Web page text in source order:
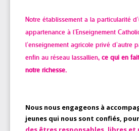
Notre établissement a la particularité
appartenance à l’Enseignement
l’enseignement agricole privé d’autre
enfin au réseau lassallien, ce qui en
notre richesse.
Nous nous engageons à
jeunes qui nous sont confiés, pour